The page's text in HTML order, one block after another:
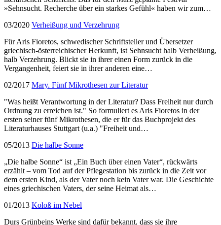
»Sehnsucht. Recherche über ein starkes Gefühl« haben wir zum…
03/2020 Verheißung und Verzehrung
Für Aris Fioretos, schwedischer Schriftsteller und Übersetzer
griechisch-österreichischer Herkunft, ist Sehnsucht halb Verheißung,
halb Ver­zehrung. Blickt sie in ihrer einen Form zurück in die
Vergangenheit, feiert sie in ihrer anderen eine…
02/2017 Mary. Fünf Mikrothesen zur Literatur
"Was heißt Verantwortung in der Literatur? Dass Freiheit nur durch
Ordnung zu erreichen ist." So formuliert es Aris Fioretos in der
ersten seiner fünf Mikrothesen, die er für das Buchprojekt des
Literaturhauses Stuttgart (u.a.) "Freiheit und…
05/2013 Die halbe Sonne
„Die halbe Sonne“ ist „Ein Buch über einen Vater“, rückwärts
erzählt – vom Tod auf der Pflegestation bis zurück in die Zeit vor
dem ersten Kind, als der Vater noch kein Vater war. Die Geschichte
eines griechischen Vaters, der seine Heimat als…
01/2013 Koloß im Nebel
Durs Grünbeins Werke sind dafür bekannt, dass sie ihre